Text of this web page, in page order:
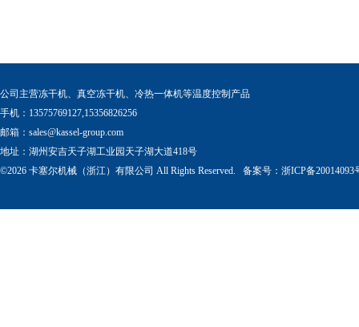
公司主营冻干机、真空冻干机、冷热一体机等温度控制产品
手机：13575769127,15356826256
邮箱： sales@kassel-group.com
地址：湖州安吉天子湖工业园天子湖大道418号
©2026 卡塞尔机械（浙江）有限公司 All Rights Reserved. 备案号： 浙ICP备20014093